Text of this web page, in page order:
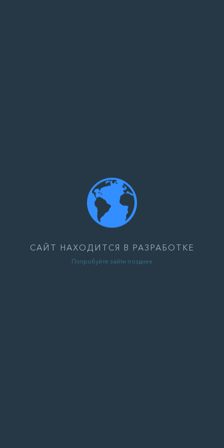
САЙТ НАХОДИТСЯ В РАЗРАБОТКЕ
Попробуйте зайти позднее